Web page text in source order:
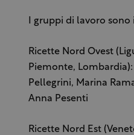
I gruppi di lavoro sono
Ricette Nord Ovest
Piemonte,
Pellegrini, Marina
Anna Pesenti
Ricette Nord Est